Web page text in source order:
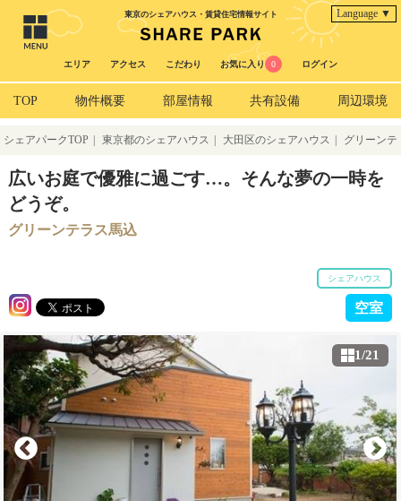
東京のシェアハウス・賃貸住宅情報サイト Language ▼
エリア アクセス こだわり お気に入り 0 ログイン
TOP 物件概要 部屋情報 共有設備 周辺環境
シェアパークTOP 東京都のシェアハウス 大田区のシェアハウス グリーンテ
ラス馬込
広いお庭で優雅に過ごす…。そんな夢の一時を
どうぞ。
グリーンテラス馬込
シェアハウス
空室
1/21